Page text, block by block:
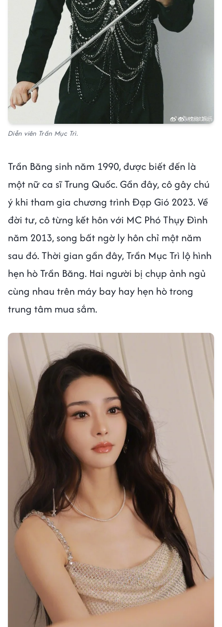
Diễn viên Trần Mục Trì.
Trần Băng sinh năm 1990, được biết đến là
một nữ ca sĩ Trung Quốc. Gần đây, cô gây chú
ý khi tham gia chương trình Đạp Gió 2023. Về
đời tư, cô từng kết hôn với MC Phó Thụy Đình
năm 2013, song bất ngờ ly hôn chỉ một năm
sau đó. Thời gian gần đây, Trần Mục Trì lộ hình
hẹn hò Trần Băng. Hai người bị chụp ảnh ngủ
cùng nhau trên máy bay hay hẹn hò trong
trung tâm mua sắm.